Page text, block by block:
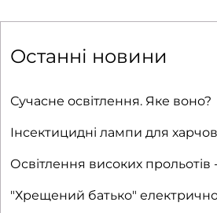
Останні новини
Сучасне освітлення. Яке воно?
Інсектицидні лампи для
Освітлення високих
"Хрещений батько"